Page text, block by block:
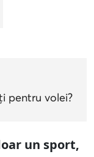
pentru volei?
un sport,